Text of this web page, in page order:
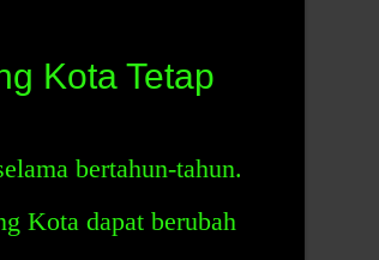
Kota Tetap
bertahun-tahun.
Kota dapat berubah